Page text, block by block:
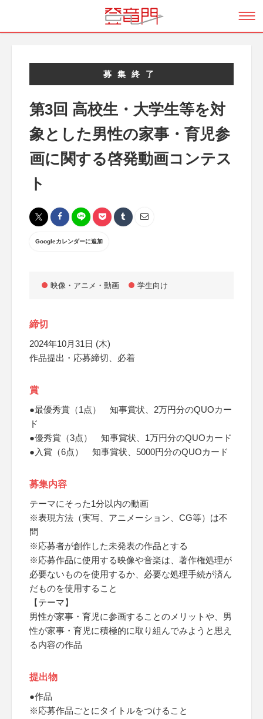
募集終了
第3回 高校生・大学生等を対
象とした男性の家事・育児参
画に関する啓発動画コンテス
ト
Googleカレンダーに追加
映像・アニメ・動画 学生向け
締切
2024年10月31日 (木)
作品提出・応募締切、必着
賞
●最優秀賞（1点） 知事賞状、2万円分のQUOカー
ド
●優秀賞（3点） 知事賞状、1万円分のQUOカード
●入賞（6点） 知事賞状、5000円分のQUOカード
募集内容
テーマにそった1分以内の動画
※表現方法（実写、アニメーション、CG等）は不
問
※応募者が創作した未発表の作品とする
※応募作品に使用する映像や音楽は、著作権処理が
必要ないものを使用するか、必要な処理手続が済ん
だものを使用すること
【テーマ】
男性が家事・育児に参画することのメリットや、男
性が家事・育児に積極的に取り組んでみようと思え
る内容の作品
提出物
●作品
※応募作品ごとにタイトルをつけること